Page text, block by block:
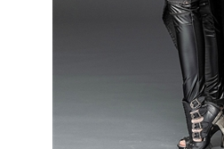
Sale
Gutscheine